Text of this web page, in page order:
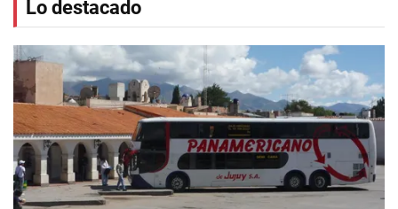
Lo destacado